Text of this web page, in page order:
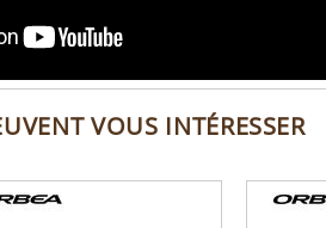
VOUS INTÉRESSER